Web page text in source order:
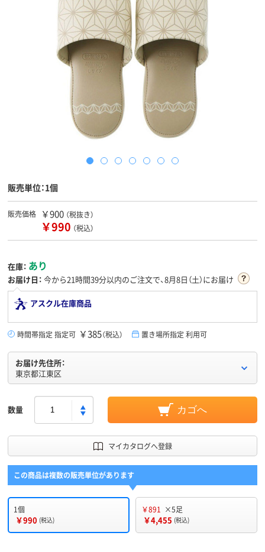
販売単位：1個
販売価格 ￥900 （税抜き）
￥990 （税込）
在庫： あり
お届け日： 今から21時間39分以内のご注文で、8月8日（土）にお届け
アスクル在庫商品
時間帯指定 指定可 ￥385（税込） 置き場所指定 利用可
お届け先住所：
東京都江東区
数量 カゴへ
マイカタログへ登録
この商品は複数の販売単位があります
1個
￥990 (税込)
￥891 ×5足
￥4,455 (税込)